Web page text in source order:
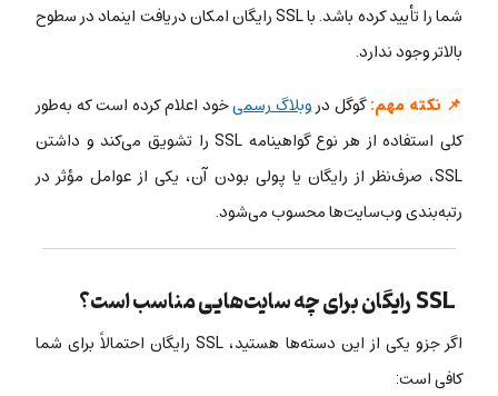
شما را تأیید کرده باشد. با SSL رایگان امکان دریافت اینماد در سطوح
بالاتر وجود ندارد.
📌 نکته مهم:گوگل دروبلاگ رسمیخود اعلام کرده است که به‌طور
کلی استفاده از هر نوع گواهینامه SSL را تشویق می‌کند و داشتن
SSL، صرف‌نظر از رایگان یا پولی بودن آن، یکی از عوامل مؤثر در
رتبه‌بندی وب‌سایت‌ها محسوب می‌شود.
SSL رایگان برای چه سایت‌هایی مناسب است؟
اگر جزو یکی از این دسته‌ها هستید، SSL رایگان احتمالاً برای شما
کافی است: